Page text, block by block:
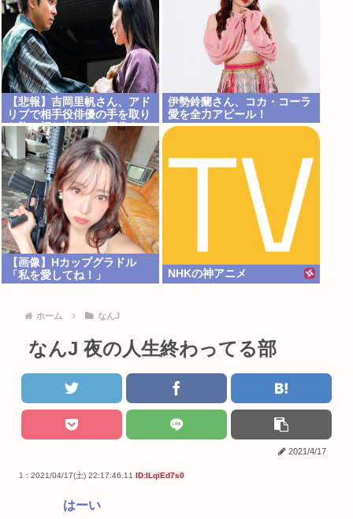
【悲報】吉岡里帆さん、アド
リブで相手役俳優の手を取り
お胸に押し当てる（画像あ
り）
伊勢鈴蘭さん、コカ・コーラ
愛を全力アピール！
【画像】Hカップグラドル
「私を愛してね！」
NHKの神アニメ
ホーム なんJ
なんJ 夜の人生終わってる部
2021/4/17
1 : 2021/04/17(土) 22:17:46.11 ID:ILqiEd7s0
はーい